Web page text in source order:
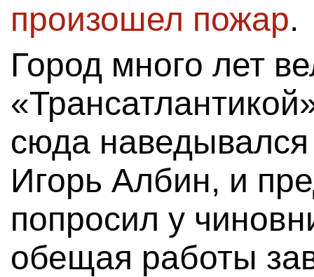
произошел пожар.
Город много лет
сюда наведывался
Игорь Албин, и
попросил у
обещая работы